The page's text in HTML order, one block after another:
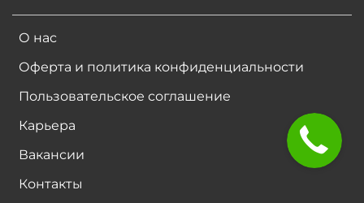
О нас
Оферта и политика конфиденциальности
Пользовательское соглашение
Карьера
Вакансии
Контакты